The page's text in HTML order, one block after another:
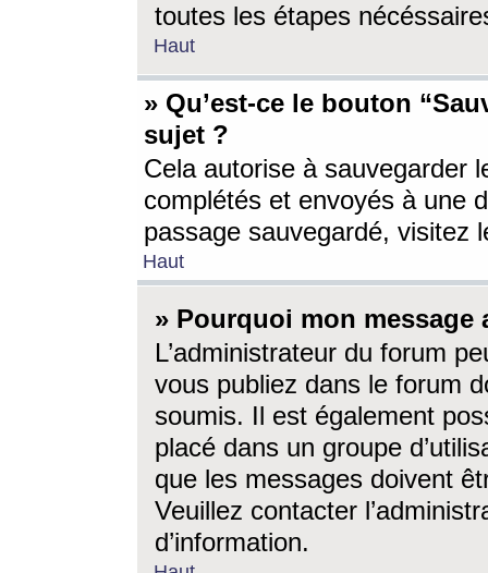
toutes les étapes
Haut
» Qu’est-ce le bouton
sujet ?
Cela autorise à sauvegarder
complétés et envoyés à une
passage sauvegardé, visitez
Haut
» Pourquoi mon message
L’administrateur du forum
vous publiez dans le forum
soumis. Il est également
placé dans un groupe
que les messages doivent
Veuillez contacter
d’information.